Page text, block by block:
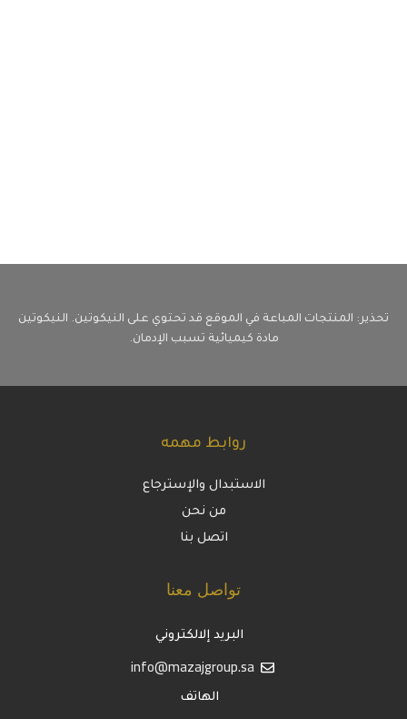
تحذير: المنتجات المباعة في الموقع قد تحتوي على النيكوتين. النيكوتين
مادة كيميائية تسبب الإدمان.
روابط مهمه
الاستبدال والإسترجاع
من نحن
اتصل بنا
تواصل معنا
البريد إلالكتروني
info@mazajgroup.sa
الهاتف